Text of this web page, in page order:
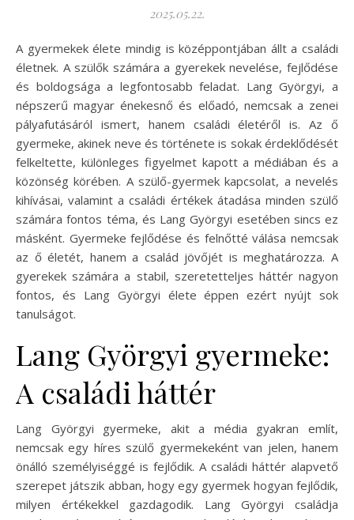
2025.05.22.
A gyermekek élete mindig is középpontjában állt a családi
életnek. A szülők számára a gyerekek nevelése, fejlődése
és boldogsága a legfontosabb feladat. Lang Györgyi, a
népszerű magyar énekesnő és előadó, nemcsak a zenei
pályafutásáról ismert, hanem családi életéről is. Az ő
gyermeke, akinek neve és története is sokak érdeklődését
felkeltette, különleges figyelmet kapott a médiában és a
közönség körében. A szülő-gyermek kapcsolat, a nevelés
kihívásai, valamint a családi értékek átadása minden szülő
számára fontos téma, és Lang Györgyi esetében sincs ez
másként. Gyermeke fejlődése és felnőtté válása nemcsak
az ő életét, hanem a család jövőjét is meghatározza. A
gyerekek számára a stabil, szeretetteljes háttér nagyon
fontos, és Lang Györgyi élete éppen ezért nyújt sok
tanulságot.
Lang Györgyi gyermeke:
A családi háttér
Lang Györgyi gyermeke, akit a média gyakran említ,
nemcsak egy híres szülő gyermekeként van jelen, hanem
önálló személyiséggé is fejlődik. A családi háttér alapvető
szerepet játszik abban, hogy egy gyermek hogyan fejlődik,
milyen értékekkel gazdagodik. Lang Györgyi családja